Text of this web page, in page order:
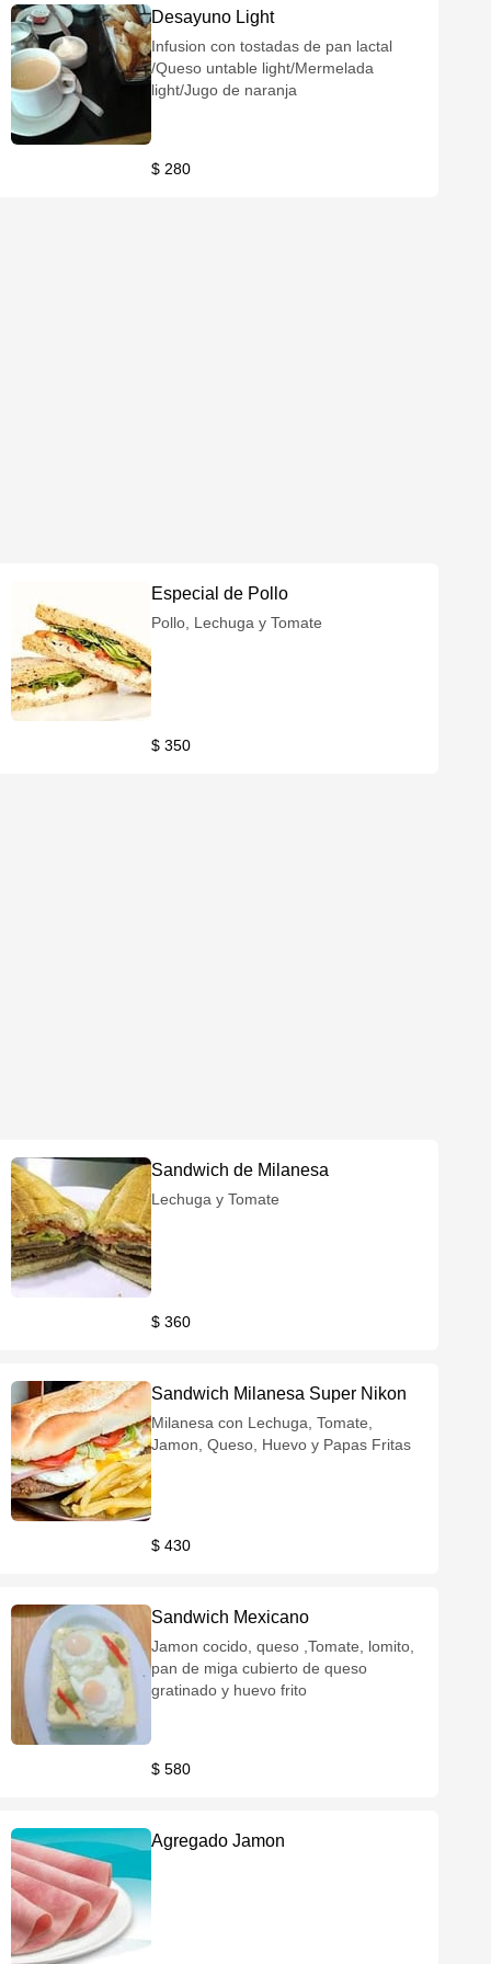
Desayuno Light
Infusion con tostadas de pan lactal
/Queso untable light/Mermelada
light/Jugo de naranja
$ 280
Especial de Pollo
Pollo, Lechuga y Tomate
$ 350
Sandwich de Milanesa
Lechuga y Tomate
$ 360
Sandwich Milanesa Super Nikon
Milanesa con Lechuga, Tomate,
Jamon, Queso, Huevo y Papas Fritas
$ 430
Sandwich Mexicano
Jamon cocido, queso ,Tomate, lomito,
pan de miga cubierto de queso
gratinado y huevo frito
$ 580
Agregado Jamon